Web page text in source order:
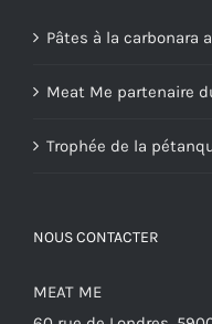
Pâtes à la carbonara
Meat Me partenaire
Trophée de la
NOUS CONTACTER
MEAT ME